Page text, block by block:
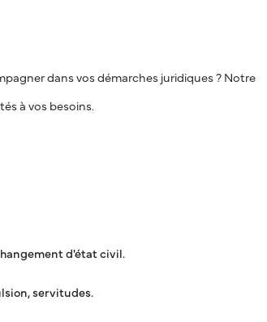
dans vos démarches juridiques ? Notre
à vos besoins.
d'état civil.
servitudes.